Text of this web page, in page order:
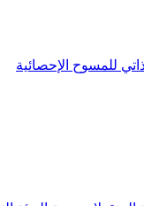
للمسوح الإحصائية